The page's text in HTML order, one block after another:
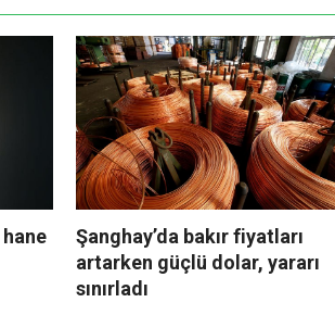
Şanghay’da bakır fiyatları
artarken güçlü dolar, yararı
sınırladı